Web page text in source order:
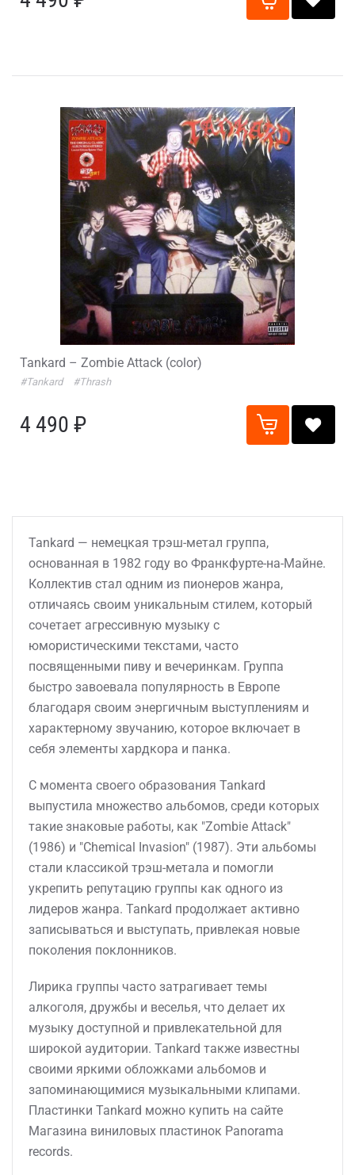
Tankard – Zombie Attack (color)
#Tankard #Thrash
4 490 ₽
Tankard — немецкая трэш-метал группа,
основанная в 1982 году во Франкфурте-на-Майне.
Коллектив стал одним из пионеров жанра,
отличаясь своим уникальным стилем, который
сочетает агрессивную музыку с
юмористическими текстами, часто
посвященными пиву и вечеринкам. Группа
быстро завоевала популярность в Европе
благодаря своим энергичным выступлениям и
характерному звучанию, которое включает в
себя элементы хардкора и панка.
С момента своего образования Tankard
выпустила множество альбомов, среди которых
такие знаковые работы, как "Zombie Attack"
(1986) и "Chemical Invasion" (1987). Эти альбомы
стали классикой трэш-метала и помогли
укрепить репутацию группы как одного из
лидеров жанра. Tankard продолжает активно
записываться и выступать, привлекая новые
поколения поклонников.
Лирика группы часто затрагивает темы
алкоголя, дружбы и веселья, что делает их
музыку доступной и привлекательной для
широкой аудитории. Tankard также известны
своими яркими обложками альбомов и
запоминающимися музыкальными клипами.
Пластинки Tankard можно купить на сайте
Магазина виниловых пластинок Panorama
records.